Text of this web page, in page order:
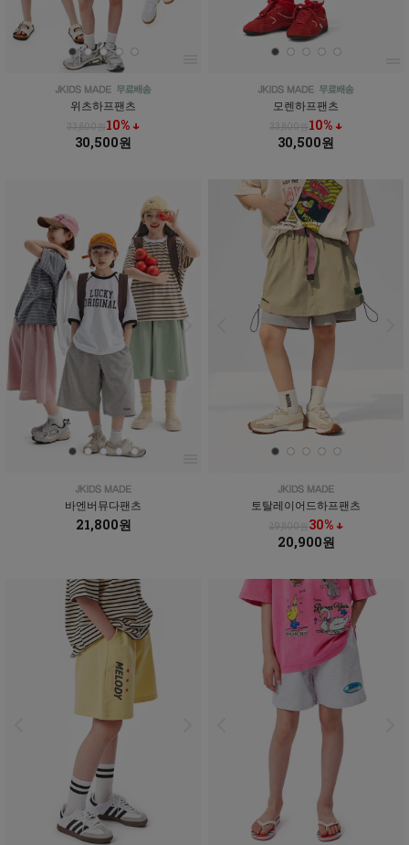
위츠하프팬츠
33,800원10% ↓
30,500원
모렌하프팬츠
33,800원10% ↓
30,500원
바엔버뮤다팬츠
21,800원
토탈레이어드하프팬츠
29,800원30% ↓
20,900원